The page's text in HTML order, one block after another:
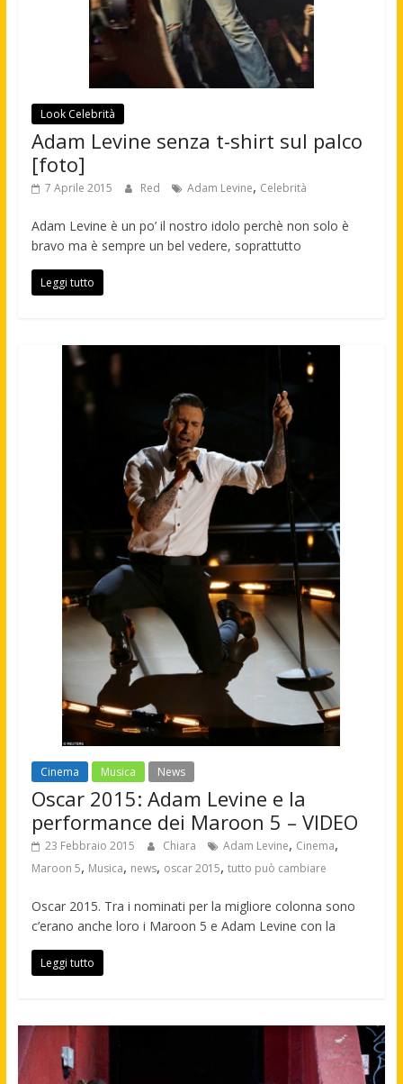
Look Celebrità
Adam Levine senza t-shirt sul palco
[foto]
7 Aprile 2015 Red Adam Levine, Celebrità
Adam Levine è un po’ il nostro idolo perchè non solo è
bravo ma è sempre un bel vedere, soprattutto
Leggi tutto
Cinema Musica News
Oscar 2015: Adam Levine e la
performance dei Maroon 5 – VIDEO
23 Febbraio 2015 Chiara Adam Levine, Cinema,
Maroon 5, Musica, news, oscar 2015, tutto può cambiare
Oscar 2015. Tra i nominati per la migliore colonna sono
c’erano anche loro i Maroon 5 e Adam Levine con la
Leggi tutto